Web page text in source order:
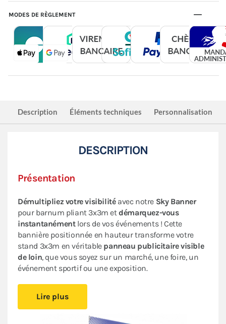
MODES DE RÈGLEMENT
Description Éléments techniques Personnalisation
DESCRIPTION
Présentation
Démultipliez votre visibilitéavec notre Sky Banner
pour barnum pliant 3x3m etdémarquez-vous
instantanémentlors de vos événements ! Cette
bannière positionnée en hauteur transforme votre
stand 3x3m en véritable panneau publicitaire visible
de loin, que vous soyez sur un marché, une foire, un
événement sportif ou une exposition.
Son atout majeur ? La bannière en polyester 380g/m²
avec enduction PVC est
, vous donnant la liberté d'
Lire plus